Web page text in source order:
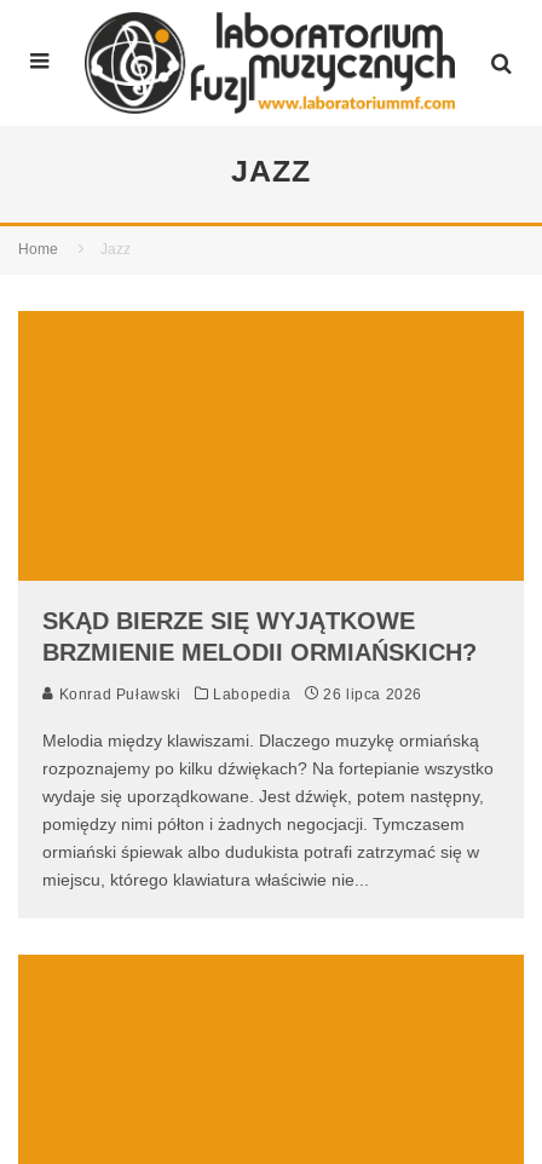
JAZZ
Home Jazz
SKĄD BIERZE SIĘ WYJĄTKOWE
BRZMIENIE MELODII ORMIAŃSKICH?
Konrad Puławski Labopedia 26 lipca 2026
Melodia między klawiszami. Dlaczego muzykę ormiańską
rozpoznajemy po kilku dźwiękach? Na fortepianie wszystko
wydaje się uporządkowane. Jest dźwięk, potem następny,
pomiędzy nimi półton i żadnych negocjacji. Tymczasem
ormiański śpiewak albo dudukista potrafi zatrzymać się w
miejscu, którego klawiatura właściwie nie...